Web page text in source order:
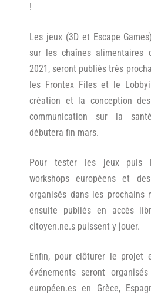
!
Les jeux (3D et Escape
sur les chaînes alimentaires
2021, seront publiés très
les Frontex Files et le
création et la conception
communication sur la
débutera fin mars.
Pour tester les jeux puis
workshops européens et
organisés dans les prochains
ensuite publiés en accès
citoyen.ne.s puissent y jouer.
Enfin, pour clôturer le projet
événements seront
européen.es en Grèce,